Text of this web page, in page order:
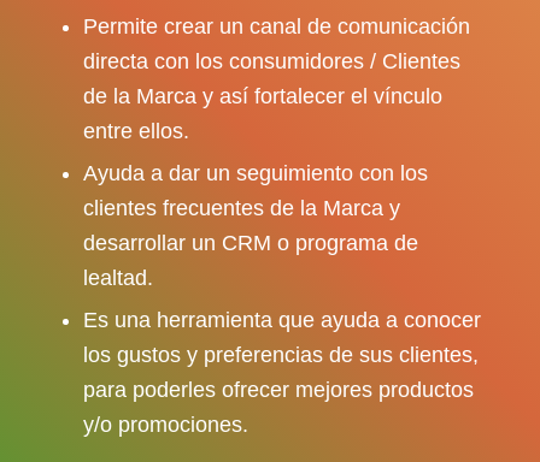
Permite crear un canal de comunicación
directa con los consumidores / Clientes
de la Marca y así fortalecer el vínculo
entre ellos.
Ayuda a dar un seguimiento con los
clientes frecuentes de la Marca y
desarrollar un CRM o programa de
lealtad.
Es una herramienta que ayuda a conocer
los gustos y preferencias de sus clientes,
para poderles ofrecer mejores productos
y/o promociones.